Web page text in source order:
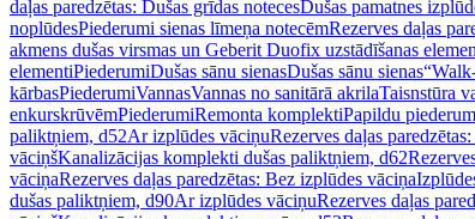
daļas paredzētas: Dušas grīdas notecesDušas pamatnes
noplūdesPiederumi sienas līmeņa notecēmRezerves daļas
akmens dušas virsmas un Geberit Duofix uzstādīšanas
elementiPiederumiDušas sānu sienasDušas sānu sienas
kārbasPiederumiVannasVannas no sanitārā akrilaTaisnstūra
enkurskrūvēmPiederumiRemonta komplektiPapildu
paliktņiem, d52Ar izplūdes vāciņuRezerves daļas
vāciņšKanalizācijas komplekti dušas paliktņiem, d62
vāciņaRezerves daļas paredzētas: Bez izplūdes vāciņa
dušas paliktņiem, d90Ar izplūdes vāciņuRezerves daļas